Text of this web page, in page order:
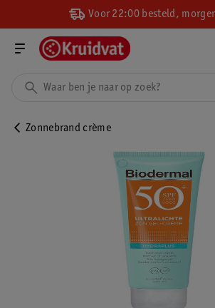
Voor 22:00 besteld,
Zonnebrand crème